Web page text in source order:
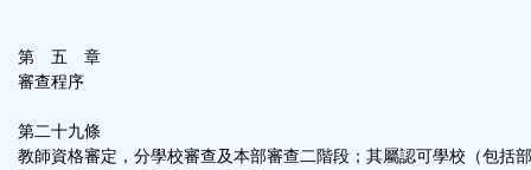
第 五 章
審查程序
第二十九條
教師資格審定，分學校審查及本部審查二階段；其屬認可學校（包括